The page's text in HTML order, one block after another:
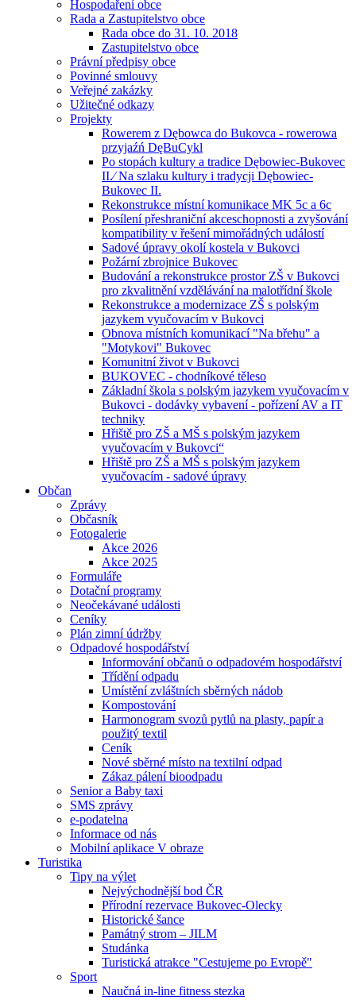
Hospodaření obce
Rada a Zastupitelstvo obce
Rada obce do 31. 10. 2018
Zastupitelstvo obce
Právní předpisy obce
Povinné smlouvy
Veřejné zakázky
Užitečné odkazy
Projekty
Rowerem z Dębowca do Bukovca - rowerowa
przyjaźń DęBuCykl
Po stopách kultury a tradice Dębowiec-Bukovec
II.⁄ Na szlaku kultury i tradycji Dębowiec-
Bukovec II.
Rekonstrukce místní komunikace MK 5c a 6c
Posílení přeshraniční akceschopnosti a zvyšování
kompatibility v řešení mimořádných událostí
Sadové úpravy okolí kostela v Bukovci
Požární zbrojnice Bukovec
Budování a rekonstrukce prostor ZŠ v Bukovci
pro zkvalitnění vzdělávání na malotřídní škole
Rekonstrukce a modernizace ZŠ s polským
jazykem vyučovacím v Bukovci
Obnova místních komunikací "Na břehu" a
"Motykovi" Bukovec
Komunitní život v Bukovci
BUKOVEC - chodníkové těleso
Základní škola s polským jazykem vyučovacím v
Bukovci - dodávky vybavení - pořízení AV a IT
techniky
Hřiště pro ZŠ a MŠ s polským jazykem
vyučovacím v Bukovci“
Hřiště pro ZŠ a MŠ s polským jazykem
vyučovacím - sadové úpravy
Občan
Zprávy
Občasník
Fotogalerie
Akce 2026
Akce 2025
Formuláře
Dotační programy
Neočekávané události
Ceníky
Plán zimní údržby
Odpadové hospodářství
Informování občanů o odpadovém hospodářství
Třídění odpadu
Umístění zvláštních sběrných nádob
Kompostování
Harmonogram svozů pytlů na plasty, papír a
použitý textil
Ceník
Nové sběrné místo na textilní odpad
Zákaz pálení bioodpadu
Senior a Baby taxi
SMS zprávy
e-podatelna
Informace od nás
Mobilní aplikace V obraze
Turistika
Tipy na výlet
Nejvýchodnější bod ČR
Přírodní rezervace Bukovec-Olecky
Historické šance
Památný strom – JILM
Studánka
Turistická atrakce "Cestujeme po Evropě"
Sport
Naučná in-line fitness stezka